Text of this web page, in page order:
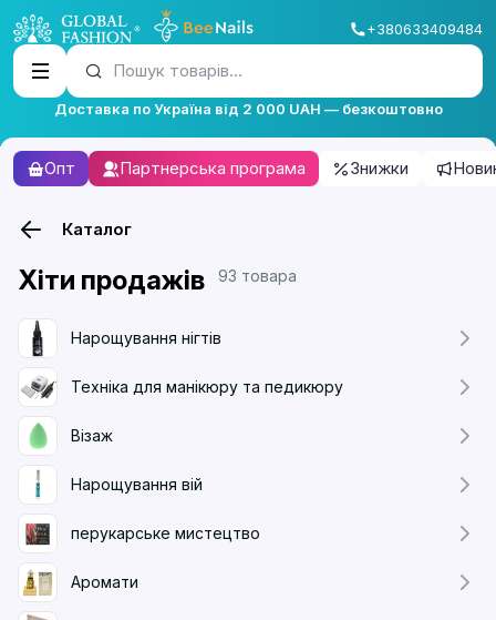
+380633409484
Пошук товарів...
Доставка по Україна від 2 000 UAH — безкоштовно
Опт Партнерська програма Знижки
Каталог
Хіти продажів 93 товара
Нарощування нігтів
Техніка для манікюру та педикюру
Візаж
Нарощування вій
перукарське мистецтво
Аромати